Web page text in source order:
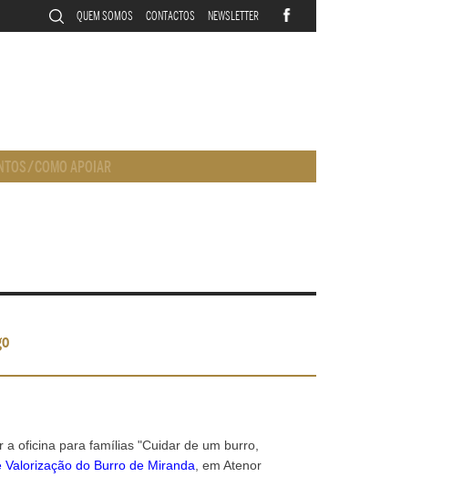
QUEM SOMOS CONTACTOS NEWSLETTER
/COMO APOIAR
oficina para famílias "Cuidar de um burro,
Valorização do Burro de Miranda , em Atenor